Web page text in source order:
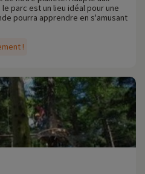
!
parc est un lieu idéal pour une
pourra apprendre en s'amusant